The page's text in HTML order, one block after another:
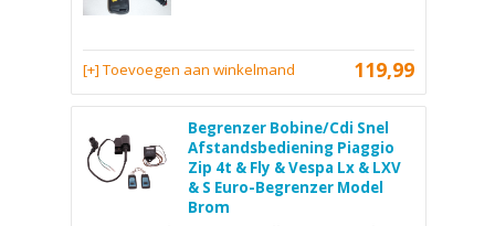
119,99
[+] Toevoegen aan winkelmand
Begrenzer Bobine/Cdi Snel
Afstandsbediening Piaggio
Zip 4t & Fly & Vespa Lx & LXV
& S Euro-Begrenzer Model
Brom